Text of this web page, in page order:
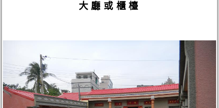
大廳或櫃檯